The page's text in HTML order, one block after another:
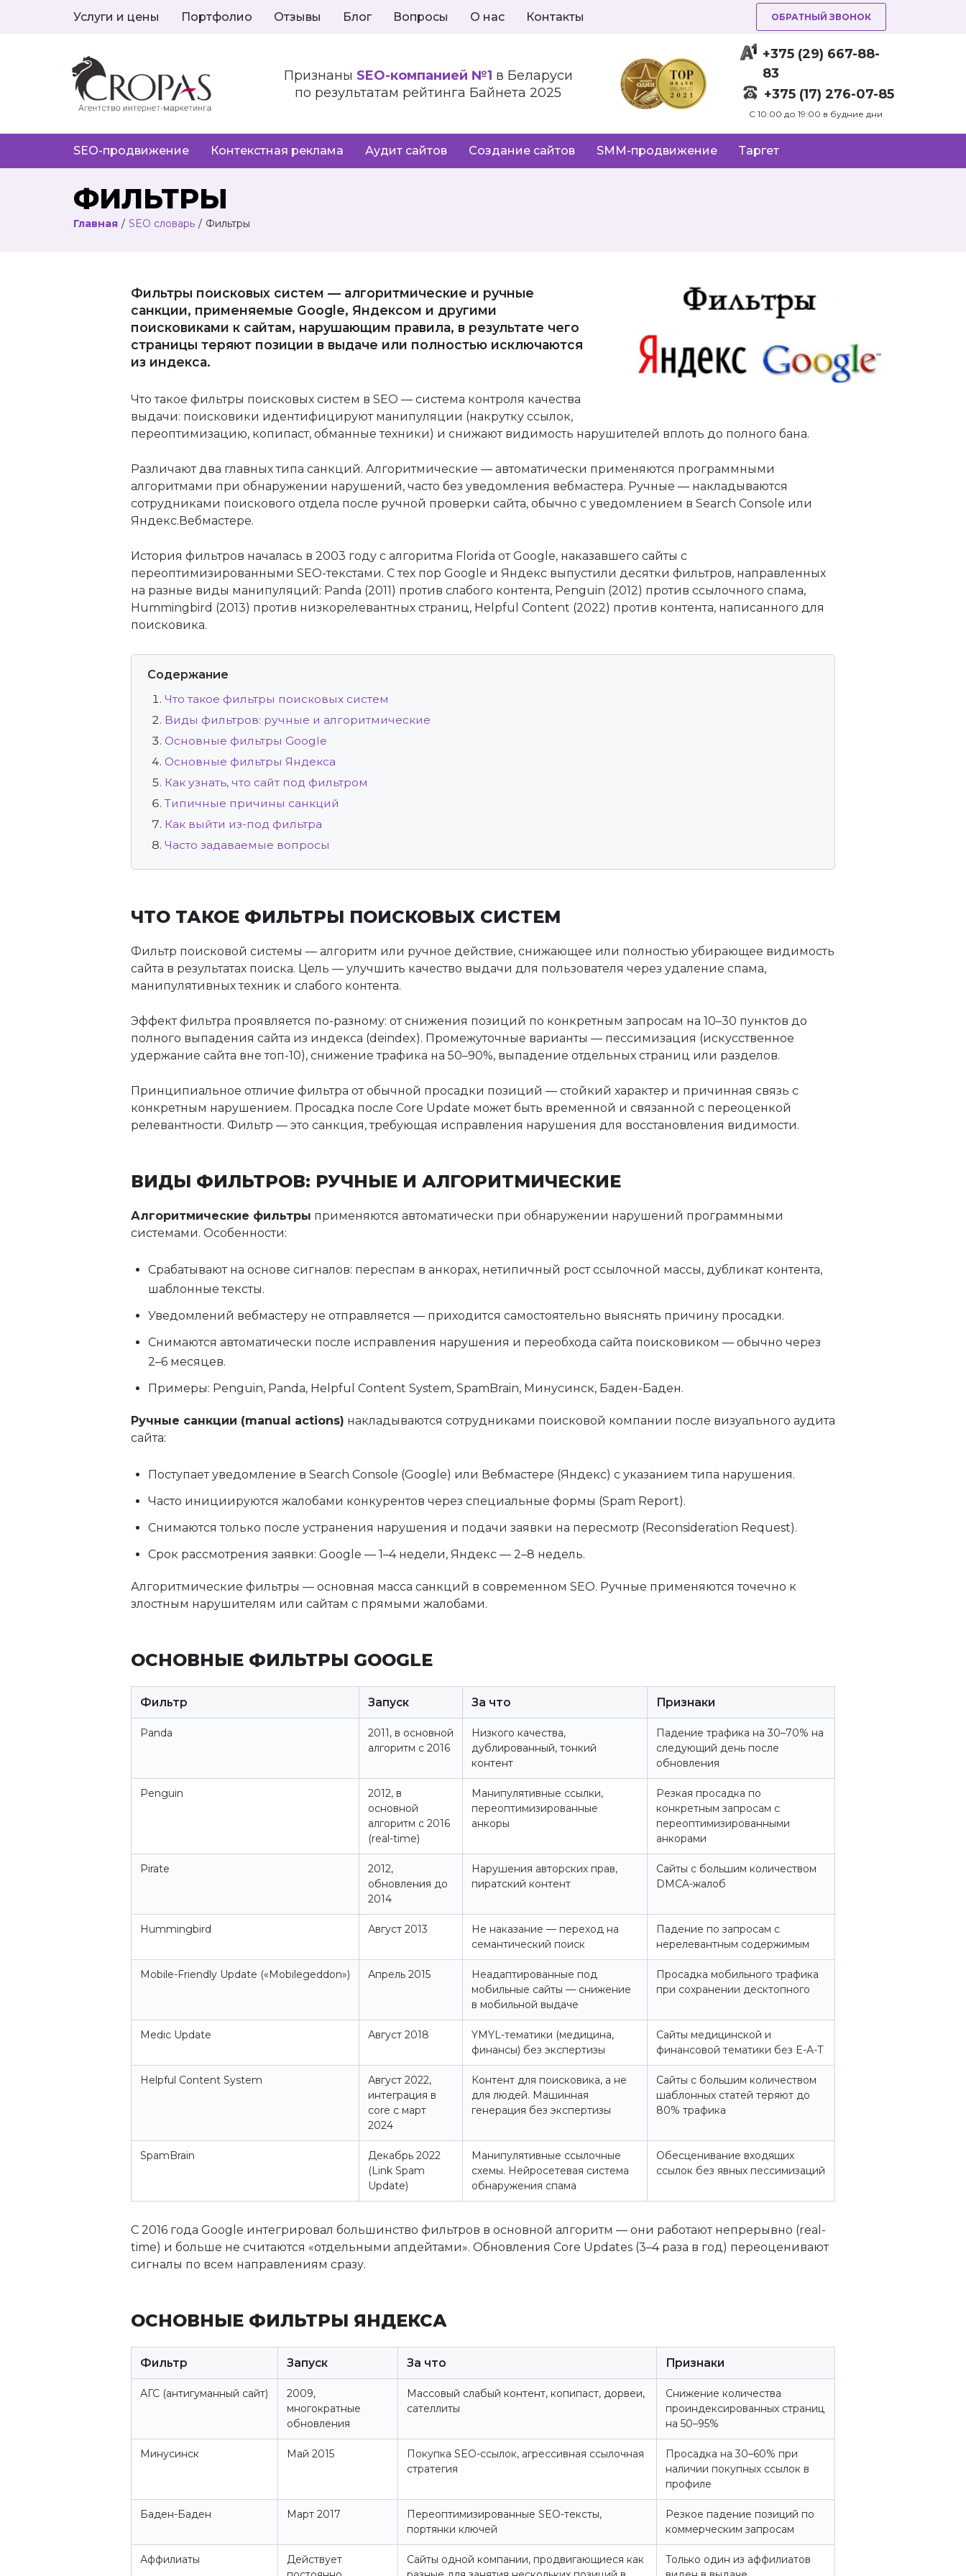
Услуги и цены Портфолио Отзывы Блог Вопросы О нас Контакты ОБРАТНЫЙ ЗВОНОК
Признаны SEO-компанией №1 в Беларуси
по результатам рейтинга Байнета 2025
+375 (29) 667-88-
83
+375 (17) 276-07-85
C 10:00 до 19:00 в будние дни
SEO-продвижение Контекстная реклама Аудит сайтов Создание сайтов SMM-продвижение Таргет
ФИЛЬТРЫ
Главная / SEO словарь / Фильтры
Фильтры поисковых систем — алгоритмические и ручные
санкции, применяемые Google, Яндексом и другими
поисковиками к сайтам, нарушающим правила, в результате чего
страницы теряют позиции в выдаче или полностью исключаются
из индекса.
Что такое фильтры поисковых систем в SEO — система контроля качества
выдачи: поисковики идентифицируют манипуляции (накрутку ссылок,
переоптимизацию, копипаст, обманные техники) и снижают видимость нарушителей вплоть до полного бана.
Различают два главных типа санкций. Алгоритмические — автоматически применяются программными
алгоритмами при обнаружении нарушений, часто без уведомления вебмастера. Ручные — накладываются
сотрудниками поискового отдела после ручной проверки сайта, обычно с уведомлением в Search Console или
Яндекс.Вебмастере.
История фильтров началась в 2003 году с алгоритма Florida от Google, наказавшего сайты с
переоптимизированными SEO-текстами. С тех пор Google и Яндекс выпустили десятки фильтров, направленных
на разные виды манипуляций: Panda (2011) против слабого контента, Penguin (2012) против ссылочного спама,
Hummingbird (2013) против низкорелевантных страниц, Helpful Content (2022) против контента, написанного для
поисковика.
Содержание
Что такое фильтры поисковых систем
Виды фильтров: ручные и алгоритмические
Основные фильтры Google
Основные фильтры Яндекса
Как узнать, что сайт под фильтром
Типичные причины санкций
Как выйти из-под фильтра
Часто задаваемые вопросы
ЧТО ТАКОЕ ФИЛЬТРЫ ПОИСКОВЫХ СИСТЕМ
Фильтр поисковой системы — алгоритм или ручное действие, снижающее или полностью убирающее видимость
сайта в результатах поиска. Цель — улучшить качество выдачи для пользователя через удаление спама,
манипулятивных техник и слабого контента.
Эффект фильтра проявляется по-разному: от снижения позиций по конкретным запросам на 10–30 пунктов до
полного выпадения сайта из индекса (deindex). Промежуточные варианты — пессимизация (искусственное
удержание сайта вне топ-10), снижение трафика на 50–90%, выпадение отдельных страниц или разделов.
Принципиальное отличие фильтра от обычной просадки позиций — стойкий характер и причинная связь с
конкретным нарушением. Просадка после Core Update может быть временной и связанной с переоценкой
релевантности. Фильтр — это санкция, требующая исправления нарушения для восстановления видимости.
ВИДЫ ФИЛЬТРОВ: РУЧНЫЕ И АЛГОРИТМИЧЕСКИЕ
Алгоритмические фильтры применяются автоматически при обнаружении нарушений программными
системами. Особенности:
Срабатывают на основе сигналов: переспам в анкорах, нетипичный рост ссылочной массы, дубликат контента,
шаблонные тексты.
Уведомлений вебмастеру не отправляется — приходится самостоятельно выяснять причину просадки.
Снимаются автоматически после исправления нарушения и переобхода сайта поисковиком — обычно через
2–6 месяцев.
Примеры: Penguin, Panda, Helpful Content System, SpamBrain, Минусинск, Баден-Баден.
Ручные санкции (manual actions) накладываются сотрудниками поисковой компании после визуального аудита
сайта:
Поступает уведомление в Search Console (Google) или Вебмастере (Яндекс) с указанием типа нарушения.
Часто инициируются жалобами конкурентов через специальные формы (Spam Report).
Снимаются только после устранения нарушения и подачи заявки на пересмотр (Reconsideration Request).
Срок рассмотрения заявки: Google — 1–4 недели, Яндекс — 2–8 недель.
Алгоритмические фильтры — основная масса санкций в современном SEO. Ручные применяются точечно к
злостным нарушителям или сайтам с прямыми жалобами.
ОСНОВНЫЕ ФИЛЬТРЫ GOOGLE
Фильтр Запуск За что Признаки
Panda
2011, в основной
алгоритм с 2016
Низкого качества,
дублированный, тонкий
контент
Падение трафика на 30–70% на
следующий день после
обновления
Penguin
2012, в
основной
алгоритм с 2016
(real-time)
Манипулятивные ссылки,
переоптимизированные
анкоры
Резкая просадка по
конкретным запросам с
переоптимизированными
анкорами
Pirate
2012,
обновления до
2014
Нарушения авторских прав,
пиратский контент
Сайты с большим количеством
DMCA-жалоб
Hummingbird Август 2013
Не наказание — переход на
семантический поиск
Падение по запросам с
нерелевантным содержимым
Mobile-Friendly Update («Mobilegeddon») Апрель 2015
Неадаптированные под
мобильные сайты — снижение
в мобильной выдаче
Просадка мобильного трафика
при сохранении десктопного
Medic Update Август 2018
YMYL-тематики (медицина,
финансы) без экспертизы
Сайты медицинской и
финансовой тематики без E-A-T
Helpful Content System
Август 2022,
интеграция в
core с март
2024
Контент для поисковика, а не
для людей. Машинная
генерация без экспертизы
Сайты с большим количеством
шаблонных статей теряют до
80% трафика
SpamBrain
Декабрь 2022
(Link Spam
Update)
Манипулятивные ссылочные
схемы. Нейросетевая система
обнаружения спама
Обесценивание входящих
ссылок без явных пессимизаций
С 2016 года Google интегрировал большинство фильтров в основной алгоритм — они работают непрерывно (real-
time) и больше не считаются «отдельными апдейтами». Обновления Core Updates (3–4 раза в год) переоценивают
сигналы по всем направлениям сразу.
ОСНОВНЫЕ ФИЛЬТРЫ ЯНДЕКСА
Фильтр Запуск За что Признаки
АГС (антигуманный сайт)
2009,
многократные
обновления
Массовый слабый контент, копипаст, дорвеи,
сателлиты
Снижение количества
проиндексированных страниц
на 50–95%
Минусинск Май 2015
Покупка SEO-ссылок, агрессивная ссылочная
стратегия
Просадка на 30–60% при
наличии покупных ссылок в
профиле
Баден-Баден Март 2017
Переоптимизированные SEO-тексты,
портянки ключей
Резкое падение позиций по
коммерческим запросам
Аффилиаты
Действует
Сайты одной компании, продвигающиеся как
Только один из аффилиатов